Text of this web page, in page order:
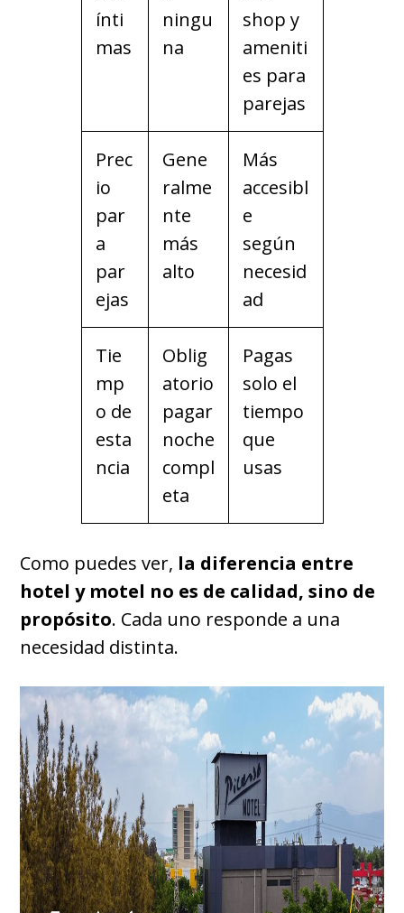
ínti
mas
ningu
na
shop y
ameniti
es para
parejas
Prec
io
par
a
par
ejas
Gene
ralme
nte
más
alto
Más
accesibl
e
según
necesid
ad
Tie
mp
o de
esta
ncia
Oblig
atorio
pagar
noche
compl
eta
Pagas
solo el
tiempo
que
usas
Como puedes ver, la diferencia entre
hotel y motel no es de calidad, sino de
propósito. Cada uno responde a una
necesidad distinta.